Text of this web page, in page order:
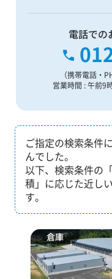
電話での
（携帯電話・
営業時間 : 午前9
ご指定の検索条件
んでした。
以下、検索条件の
積」に応じた近し
す。
倉庫